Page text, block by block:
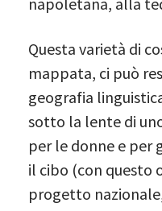
Questa varietà di
mappata, ci può
geografia
sotto la lente di
per le donne e per
il cibo (con questo
progetto